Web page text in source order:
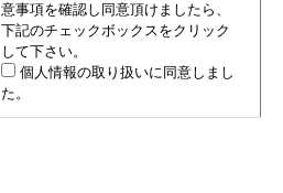
意事項を確認し同意頂けましたら、
下記のチェックボックスをクリック
して下さい。
個人情報の取り扱いに同意しまし
た。